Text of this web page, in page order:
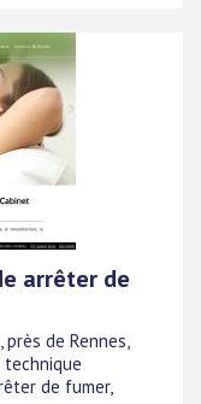
arrêter de
de Rennes,
de fumer,